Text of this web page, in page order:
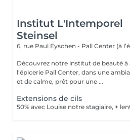
Institut L'Intemporel
Steinsel
6, rue Paul Eyschen - Pall Center (à
Découvrez notre institut de beauté à
l'épicerie Pall Center, dans une
et de calme, prêt pour une ...
Extensions de cils
50% avec Louise notre stagiaire, +